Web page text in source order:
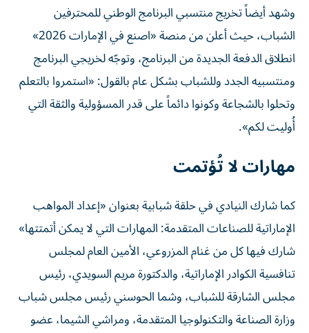
وشهد أيضاً تخريج منتسبي البرنامج الوطني للمحترفين
الشباب، حيث أعلن من منصة «اصنع في الإمارات 2026»
انطلاق الدفعة الجديدة من البرنامج، وتوجّه لخريجي البرنامج
ومنتسبيه الجدد وللشباب بشكل عام بالقول: «استمروا بالتعلم
وتحلوا بالشجاعة وكونوا دائماً على قدر المسؤولية والثقة التي
أُوليت لكم».
مهارات لا تُؤتمت
كما شارك النيادي في حلقة شبابية بعنوان «إعداد المواهب
الإماراتية للصناعات المتقدمة: المهارات التي لا يمكن أتمتتها»
شارك فيها كل من غنام المزروعي، الأمين العام لمجلس
تنافسية الكوادر الإماراتية، والدكتورة مريم السويدي، رئيس
مجلس الشارقة للشباب، وشما الحوسني رئيس مجلس شباب
وزارة الصناعة والتكنولوجيا المتقدمة، ومراشي الشيما، عضو